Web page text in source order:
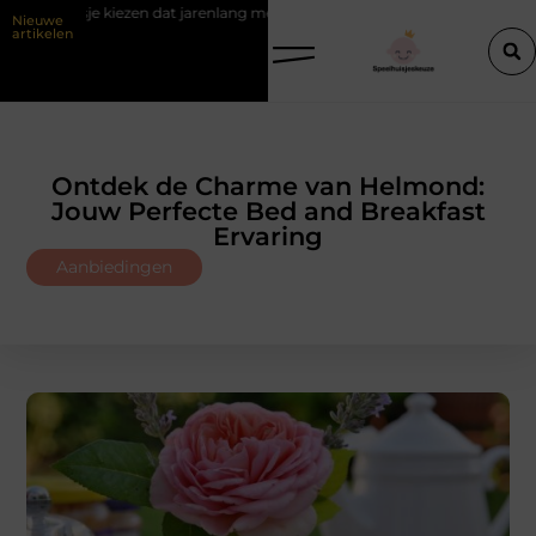
Nieuwe
artikelen
jarenlang meegaat Renovlies behang voor strakke wanden
Ontdek de Charme van Helmond:
Jouw Perfecte Bed and Breakfast
Ervaring
Aanbiedingen